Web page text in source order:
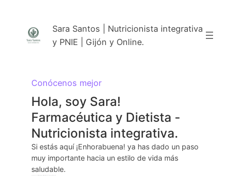
contenido
Sara Santos | Nutricionista integrativa
y PNIE | Gijón y Online.
Conócenos mejor
Hola, soy Sara!
Farmacéutica y Dietista -
Nutricionista integrativa.
Si estás aquí ¡Enhorabuena! ya has dado un paso
muy importante hacia un estilo de vida más
saludable.